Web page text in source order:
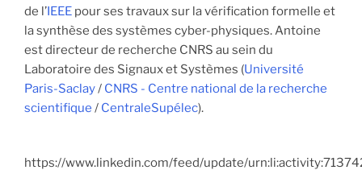
de l’IEEE pour ses travaux sur la vérification formelle et
la synthèse des systèmes cyber-physiques. Antoine
est directeur de recherche CNRS au sein du
Laboratoire des Signaux et Systèmes (Université
Paris-Saclay/ CNRS - Centre national de la recherche
scientifique / CentraleSupélec).
https://www.linkedin.com/feed/update/